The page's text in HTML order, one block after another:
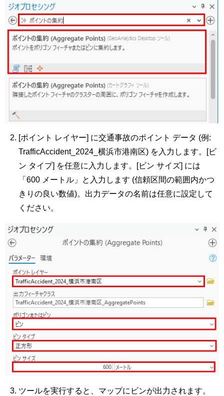
[ポイント レイヤー] に交通事故のポイント データ (例:
TrafficAccident_2024_横浜市港南区) を入力します。[ビ
ン タイプ] を任意に入力します。[ビン サイズ] には
「600 メートル」と入力します (信頼区間の範囲内かつ
きりの良い数値)。出力データの名前は任意に設定して
ください。
ツールを実行すると、マップにビンが出力されます。